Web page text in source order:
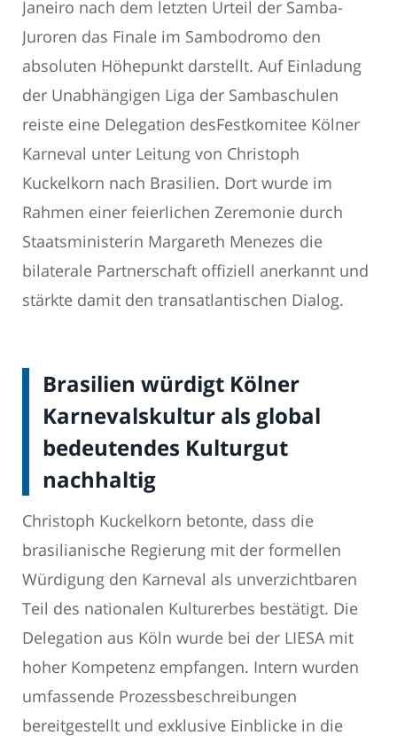
Janeiro nach dem letzten Urteil der Samba-
Juroren das Finale im Sambodromo den
absoluten Höhepunkt darstellt. Auf Einladung
der Unabhängigen Liga der Sambaschulen
reiste eine Delegation desFestkomitee Kölner
Karneval unter Leitung von Christoph
Kuckelkorn nach Brasilien. Dort wurde im
Rahmen einer feierlichen Zeremonie durch
Staatsministerin Margareth Menezes die
bilaterale Partnerschaft offiziell anerkannt und
stärkte damit den transatlantischen Dialog.
Brasilien würdigt Kölner
Karnevalskultur als global
bedeutendes Kulturgut
nachhaltig
Christoph Kuckelkorn betonte, dass die
brasilianische Regierung mit der formellen
Würdigung den Karneval als unverzichtbaren
Teil des nationalen Kulturerbes bestätigt. Die
Delegation aus Köln wurde bei der LIESA mit
hoher Kompetenz empfangen. Intern wurden
umfassende Prozessbeschreibungen
bereitgestellt und exklusive Einblicke in die